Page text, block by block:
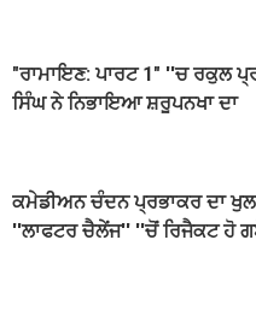
"ਰਾਮਾਇਣ: ਪਾਰਟ 1" ''ਚ ਰਕੁਲ
ਸਿੰਘ ਨੇ ਨਿਭਾਇਆ ਸ਼ਰੂਪਨਖਾ ਦਾ
ਕਮੇਡੀਅਨ ਚੰਦਨ ਪ੍ਰਭਾਕਰ ਦਾ
''ਲਾਫਟਰ ਚੈਲੇਂਜ'' ''ਚੋਂ ਰਿਜੈਕਟ ਹੋ